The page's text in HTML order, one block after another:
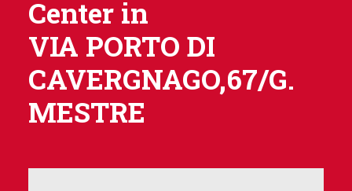
Center in
VIA PORTO DI
CAVERGNAGO,67/G.
MESTRE